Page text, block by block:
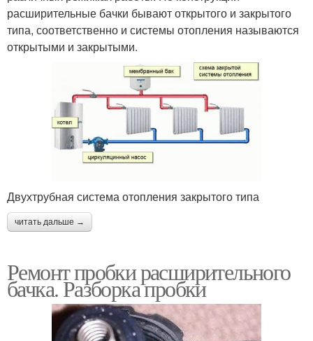
расширительные бачки бывают открытого и закрытого
типа, соответственно и системы отопления называются
открытыми и закрытыми.
Двухтрубная система отопления закрытого типа
читать дальше →
Ремонт пробки расширительного
бачка. Разборка пробки